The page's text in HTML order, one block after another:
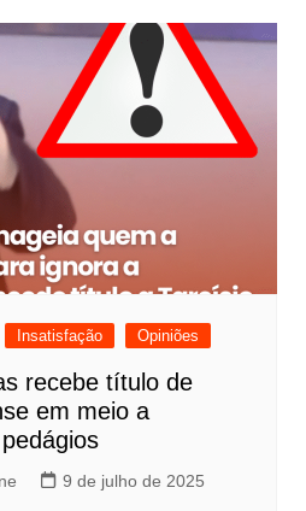
Insatisfação Opiniões
recebe título de
em meio a
9 de julho de 2025